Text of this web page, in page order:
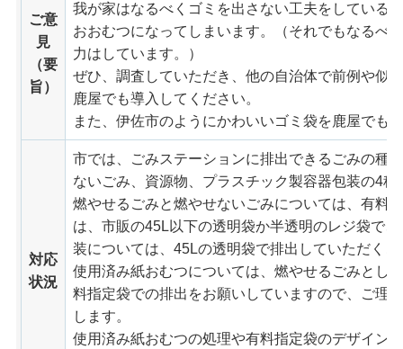
ご意
見
（要
旨）
我が家はなるべくゴミを出さない工夫をしている
おおむつになってしまいます。（それでもなるべ
力はしています。）
ぜひ、調査していただき、他の自治体で前例や似
鹿屋でも導入してください。
また、伊佐市のようにかわいいゴミ袋を鹿屋でも
対応
状況
市では、ごみステーションに排出できるごみの種
ないごみ、資源物、プラスチック製容器包装の4種
燃やせるごみと燃やせないごみについては、有料
は、市販の45L以下の透明袋か半透明のレジ袋で
装については、45Lの透明袋で排出していただく
使用済み紙おむつについては、燃やせるごみとし
料指定袋での排出をお願いしていますので、ご理
します。
使用済み紙おむつの処理や有料指定袋のデザイン